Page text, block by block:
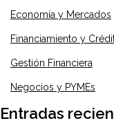
Economía y Mercados
Financiamiento y
Gestión Financiera
Negocios y PYMEs
Entradas